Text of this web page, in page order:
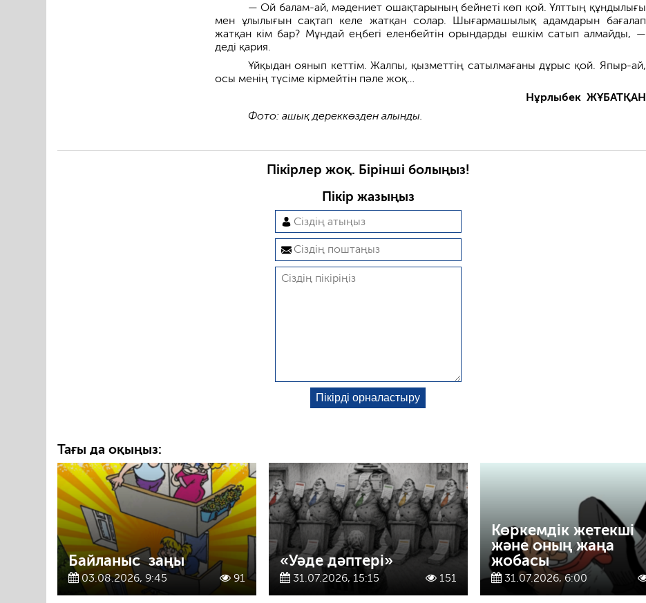
— Ой балам-ай, мәдениет ошақтарының бейнеті көп қой. Ұлттың құндылығы
мен ұлылығын сақтап келе жатқан солар. Шығармашылық адамдарын бағалап
жатқан кім бар? Мұндай еңбегі еленбейтін орындарды ешкім сатып алмайды, —
деді қария.
Ұйқыдан оянып кеттім. Жалпы, қызметтің сатылмағаны дұрыс қой. Япыр-ай,
осы менің түсіме кірмейтін пәле жоқ…
Нұрлыбек ЖҰБАТҚАН
Фото: ашық дереккөзден алынды.
Пікірлер жоқ. Бірінші болыңыз!
Пікір жазыңыз
Тағы да оқыңыз:
Байланыс заңы
03.08.2026, 9:45 91
«Уәде дәптері»
31.07.2026, 15:15 151
Көркемдік жетекші
және оның жаңа
жобасы
31.07.2026, 6:00